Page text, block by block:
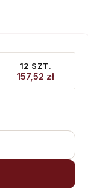
12 SZT.
157,52 zł